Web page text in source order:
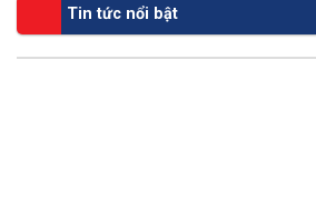
Tin tức nổi bật